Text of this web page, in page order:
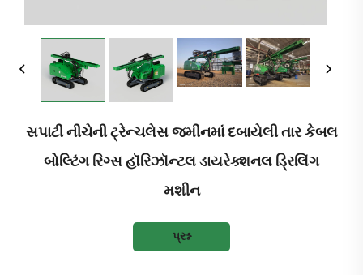
સપાટી નીચેની ટ્રેન્ચલેસ જમીનમાં દબાયેલી તાર કેબલ
બોલ્ટિંગ રિગ્સ હૉરિઝૉન્ટલ ડાયરેક્શનલ ડ્રિલિંગ
મશીન
પ્રશ્ન